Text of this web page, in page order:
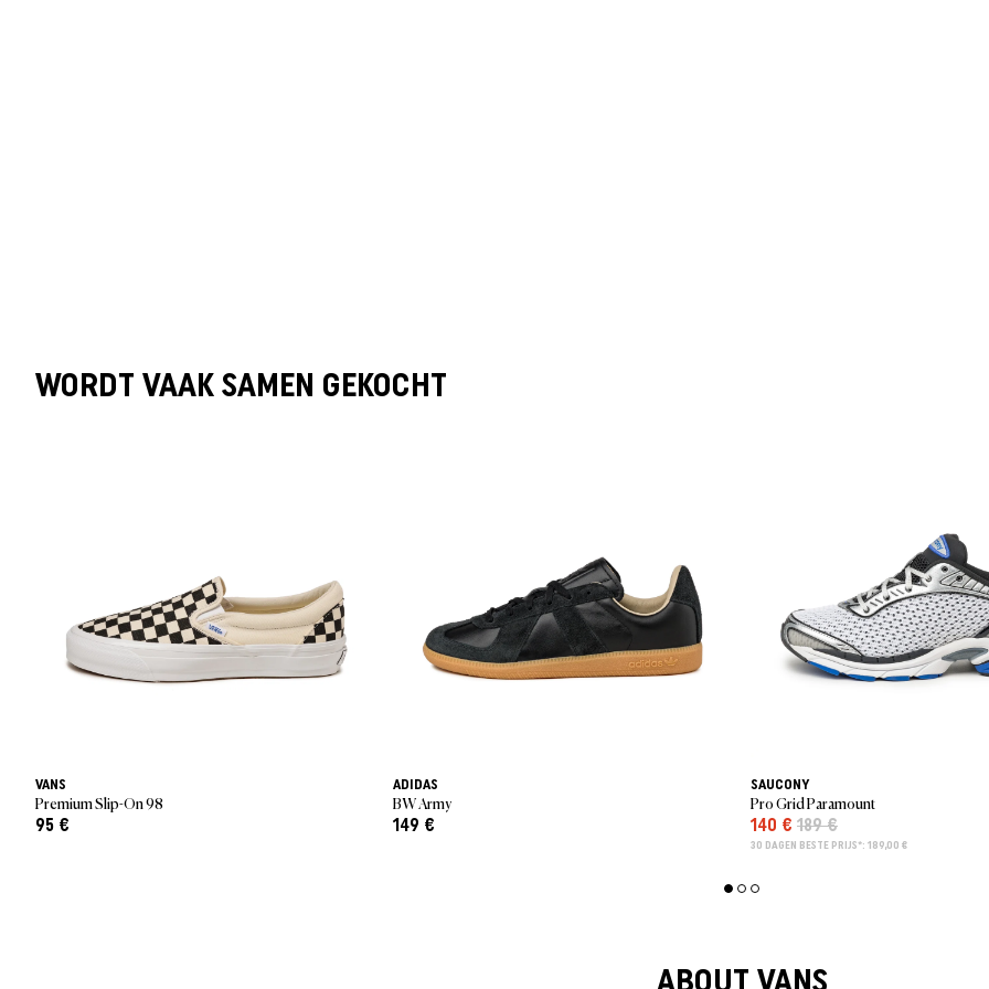
WORDT VAAK SAMEN GEKOCHT
VANS
Premium Slip-On 98
95 €
ADIDAS
BW Army
149 €
SAUCONY
Pro Grid Paramount
140 € 189 €
30 DAGEN BESTE PRIJS*: 189,00 €
ABOUT VANS